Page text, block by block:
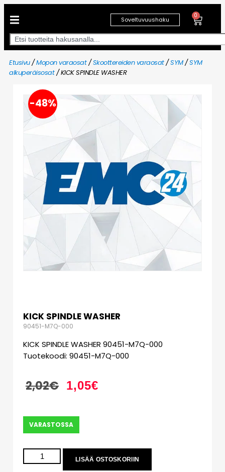
Soveltuvuushaku
0
Etusivu/Mopon varaosat/Skoottereiden varaosat/SYM/SYM
alkuperäisosat/ KICK SPINDLE WASHER
-48%
KICK SPINDLE WASHER
90451-M7Q-000
KICK SPINDLE WASHER 90451-M7Q-000
Tuotekoodi: 90451-M7Q-000
2,02€ 1,05€
VARASTOSSA
LISÄÄ OSTOSKORIIN